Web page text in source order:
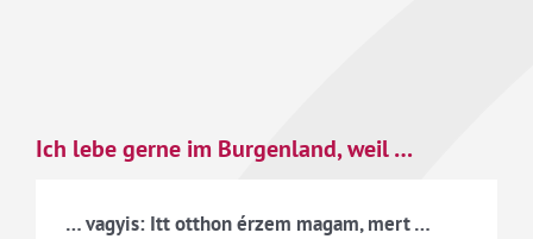
Ich lebe gerne im Burgenland, weil …
… vagyis: Itt otthon érzem magam, mert …